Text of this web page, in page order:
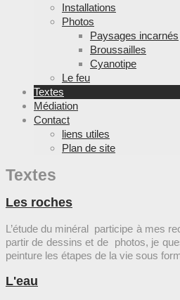
Installations
Photos
Paysages incarnés
Broussailles
Cyanotipe
Le feu
Textes
Médiation
Contact
liens utiles
Plan de site
Textes
Les roches
L’étude du minéral participe à mes
partir de dessins et de photos, je
peinture les étapes de la vie sous
L'eau